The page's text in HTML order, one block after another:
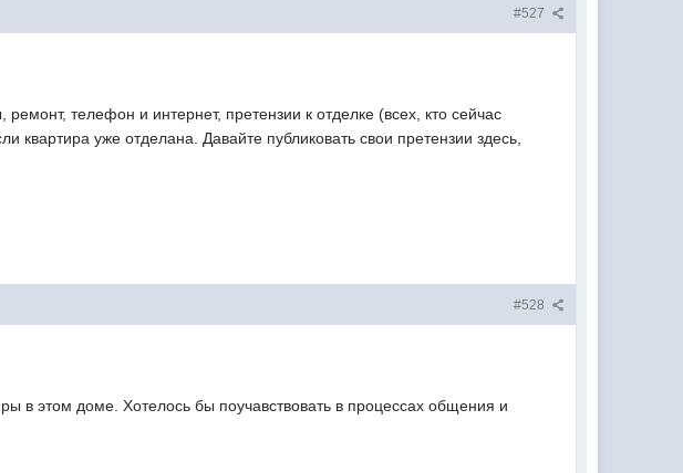
#527
телефон и интернет, претензии к отделке (всех, кто сейчас
квартира уже отделана. Давайте публиковать свои претензии здесь,
#528
в этом доме. Хотелось бы поучавствовать в процессах общения и